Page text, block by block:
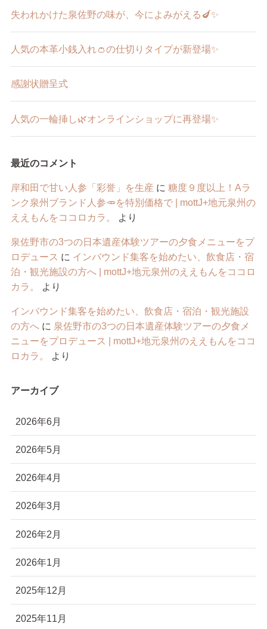
失われかけた泉佐野の味が、今によみがえる🍆✨
人気の本革小銭入れ👛の仕切りタイプが新登場✨
感謝状贈呈式
人気の一輪挿し🌿オンラインショップに再登場✨
最近のコメント
岸和田で甘い人参「彩誉」を生産 に 糖度９度以上！Aラ
ンク泉州ブランド人参🥕を特別価格で | mottJ+地元泉州の
ええもんをココロカラ。
より
泉佐野市の3つの日本遺産体験ツアーの夕食メニューをプ
ロデュース に インバウンド集客を始めたい、飲食店・宿
泊・観光施設の方へ | mottJ+地元泉州のええもんをココロ
カラ。
より
インバウンド集客を始めたい、飲食店・宿泊・観光施設
の方へに 泉佐野市の3つの日本遺産体験ツアーの夕食メ
ニューをプロデュース | mottJ+地元泉州のええもんをココ
ロカラ。
より
アーカイブ
2026年6月
2026年5月
2026年4月
2026年3月
2026年2月
2026年1月
2025年12月
2025年11月